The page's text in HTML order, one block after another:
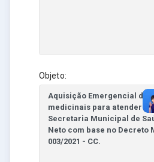
Objeto: